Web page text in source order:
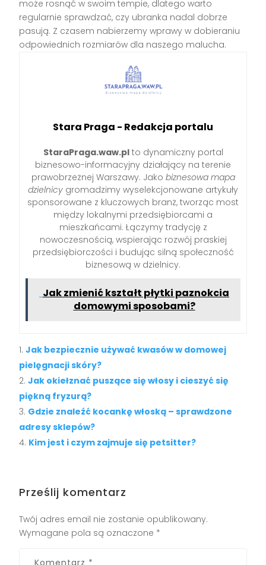
może rosnąć w swoim tempie, dlatego warto
regularnie sprawdzać, czy ubranka nadal dobrze
pasują. Z czasem nabierzemy wprawy w dobieraniu
odpowiednich rozmiarów dla naszego malucha.
Stara Praga - Redakcja portalu
StaraPraga.waw.plto dynamiczny portal
biznesowo-informacyjny działający na terenie
prawobrzeżnej Warszawy. Jako biznesowa mapa
dzielnicy gromadzimy wyselekcjonowane artykuły
sponsorowane z kluczowych branż, tworząc most
między lokalnymi przedsiębiorcami a
mieszkańcami. Łączymy tradycję z
nowoczesnością, wspierając rozwój praskiej
przedsiębiorczości i budując silną społeczność
biznesową w dzielnicy.
Jak zmienić kształt płytki paznokcia
domowymi sposobami?
Jak bezpiecznie używać kwasów w domowej
pielęgnacji skóry?
Jak okiełznać puszące się włosy i cieszyć się
piękną fryzurą?
Gdzie znaleźć kocankę włoską – sprawdzone
adresy sklepów?
Kim jest i czym zajmuje się petsitter?
Prześlij komentarz
Twój adres email nie zostanie opublikowany.
Wymagane pola są oznaczone *